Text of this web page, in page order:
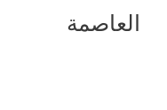
العاصمة